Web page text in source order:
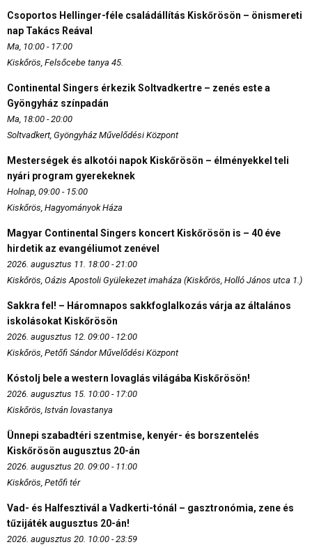
Csoportos Hellinger-féle családállítás Kiskőrösön – önismereti
nap Takács Reával
Ma, 10:00 - 17:00
Kiskőrös, Felsőcebe tanya 45.
Continental Singers érkezik Soltvadkertre – zenés este a
Gyöngyház színpadán
Ma, 18:00 - 20:00
Soltvadkert, Gyöngyház Művelődési Központ
Mesterségek és alkotói napok Kiskőrösön – élményekkel teli
nyári program gyerekeknek
Holnap, 09:00 - 15:00
Kiskőrös, Hagyományok Háza
Magyar Continental Singers koncert Kiskőrösön is – 40 éve
hirdetik az evangéliumot zenével
2026. augusztus 11. 18:00 - 21:00
Kiskőrös, Oázis Apostoli Gyülekezet imaháza (Kiskőrös, Holló János utca 1.)
Sakkra fel! – Háromnapos sakkfoglalkozás várja az általános
iskolásokat Kiskőrösön
2026. augusztus 12. 09:00 - 12:00
Kiskőrös, Petőfi Sándor Művelődési Központ
Kóstolj bele a western lovaglás világába Kiskőrösön!
2026. augusztus 15. 10:00 - 17:00
Kiskőrös, István lovastanya
Ünnepi szabadtéri szentmise, kenyér- és borszentelés
Kiskőrösön augusztus 20-án
2026. augusztus 20. 09:00 - 11:00
Kiskőrös, Petőfi tér
Vad- és Halfesztivál a Vadkerti-tónál – gasztronómia, zene és
tűzijáték augusztus 20-án!
2026. augusztus 20. 10:00 - 23:59